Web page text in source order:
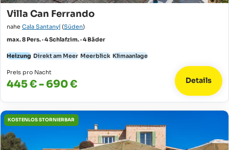
Villa Can Ferrando
nahe Cala Santanyí (Süden)
max. 8 Pers. · 4 Schlafzim. · 4 Bäder
Heizung Direkt am Meer Meerblick Klimaanlage
Preis pro Nacht
445 € - 690 € Details
KOSTENLOS STORNIERBAR